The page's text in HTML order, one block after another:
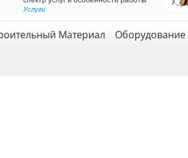
и логистика ,Услуги
Материал
Оборудование